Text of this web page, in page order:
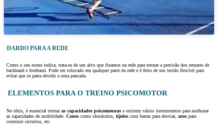
DARDO PARA A REDE
Como o seu nome indica, trata-se de um alvo que fixamos na rede para treinar a precisão dos remates de
backhand e forehand. Pode ser colocado em qualquer parte da rede e é feito de um tecido flexível para
evitar que se parta devido a uma pancada.
ELEMENTOS PARA O TREINO PSICOMOTOR
No ténis, é essencial treinaras capacidades psicomotoras e existem vários instrumentos para melhorar
as capacidades de mobilidade. Cones como obstáculos, tijolos com barras para desviar, aros para
construir circuitos, etc.